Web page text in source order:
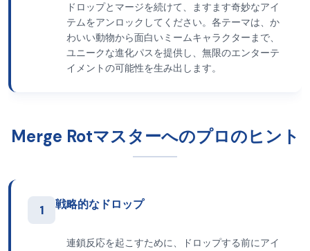
ドロップとマージを続けて、ますます奇妙なアイ
テムをアンロックしてください。各テーマは、か
わいい動物から面白いミームキャラクターまで、
ユニークな進化パスを提供し、無限のエンターテ
イメントの可能性を生み出します。
Merge Rotマスターへのプロのヒント
1 戦略的なドロップ
連鎖反応を起こすために、ドロップする前にアイ